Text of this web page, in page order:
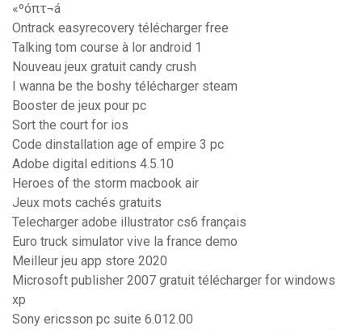
«ºóπτ¬á
Ontrack easyrecovery télécharger free
Talking tom course à lor android 1
Nouveau jeux gratuit candy crush
I wanna be the boshy télécharger steam
Booster de jeux pour pc
Sort the court for ios
Code dinstallation age of empire 3 pc
Adobe digital editions 4.5.10
Heroes of the storm macbook air
Jeux mots cachés gratuits
Telecharger adobe illustrator cs6 français
Euro truck simulator vive la france demo
Meilleur jeu app store 2020
Microsoft publisher 2007 gratuit télécharger for windows
xp
Sony ericsson pc suite 6.012.00